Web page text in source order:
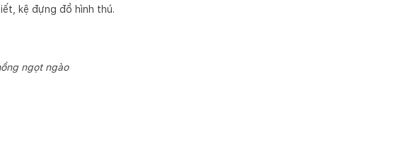
kệ đựng đồ hình thú.
ngọt ngào